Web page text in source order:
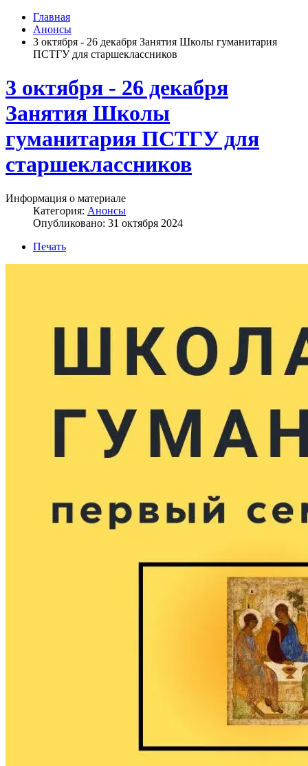
Главная
Анонсы
3 октября - 26 декабря Занятия Школы гуманитария
ПСТГУ для старшеклассников
3 октября - 26 декабря
Занятия Школы
гуманитария ПСТГУ для
старшеклассников
Информация о материале
Категория: Анонсы
Опубликовано: 31 октября 2024
Печать